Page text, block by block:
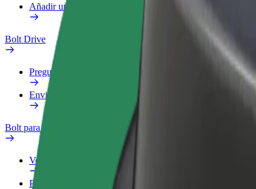
Añadir un restaurante o tienda
Bolt Drive
Preguntas frecuentes
Enviar aviso sobre un vehículo
Bolt para empresas
Ventajas
Perfil de trabajo